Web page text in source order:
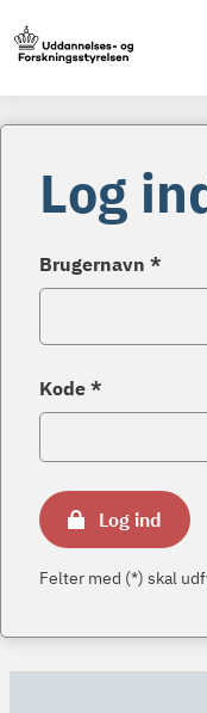
Log
Brugernavn *
Kode *
Log ind
Felter med (*) skal